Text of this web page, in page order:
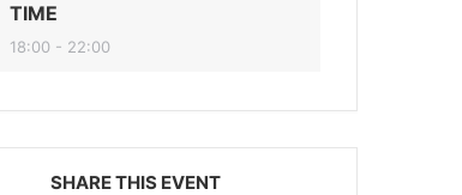
TIME
18:00 - 22:00
SHARE THIS EVENT